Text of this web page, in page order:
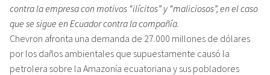
contra la empresa con motivos “ilícitos” y “maliciosos”, en el caso
que se sigue en Ecuador contra la compañía.
Chevron afronta una demanda de 27.000 millones de dólares
por los daños ambientales que supuestamente causó la
petrolera sobre la Amazonía ecuatoriana y sus pobladores